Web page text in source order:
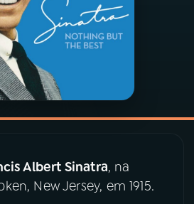
Albert Sinatra, na
New Jersey, em 1915.